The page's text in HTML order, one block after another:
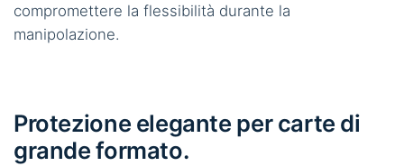
compromettere la flessibilità durante la
manipolazione.
Protezione elegante per carte di
grande formato.